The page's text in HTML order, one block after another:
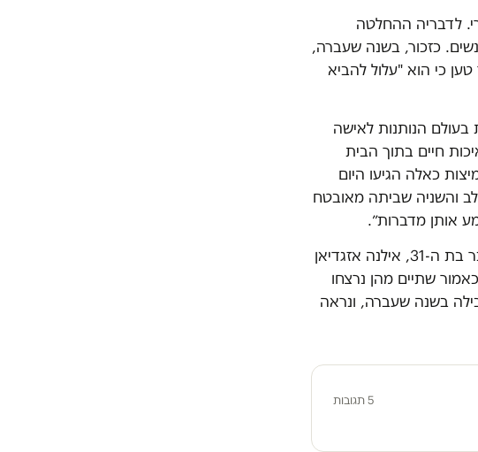
לדבריה ההחלטה
כזכור, בשנה שעברה,
כי הוא "עלול להביא
בעולם הנותנות לאישה
חיים בתוך הבית
כאלה הגיעו היום
והשניה שביתה מאובטח
אותן מדברות״.
שבע נשים נרצחו מתחילת השנה: סמהאן קדורה בת ה-45, שני בכר בת ה-31, אילנה אזגדיאן
נשים נוספות, שכאמור שתיים מהן נרצחו
התקופה המקבילה בשנה שעברה, ונראה
5 תגובות